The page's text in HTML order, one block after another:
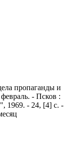
пропаганды и
- Псков :
1969. - 24, [4] с. -